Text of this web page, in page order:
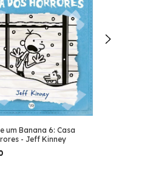
um Banana 6: Casa
- Jeff Kinney